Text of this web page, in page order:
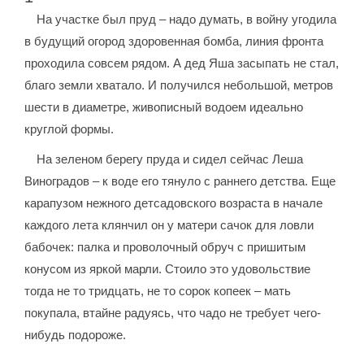
На участке был пруд – надо думать, в войну угодила
в будущий огород здоровенная бомба, линия фронта
проходила совсем рядом. А дед Яша засыпать не стал,
благо земли хватало. И получился небольшой, метров
шести в диаметре, живописный водоем идеально
круглой формы.
На зеленом берегу пруда и сидел сейчас Леша
Виноградов – к воде его тянуло с раннего детства. Еще
карапузом нежного детсадовского возраста в начале
каждого лета клянчил он у матери сачок для ловли
бабочек: палка и проволочный обруч с пришитым
конусом из яркой марли. Стоило это удовольствие
тогда не то тридцать, не то сорок копеек – мать
покупала, втайне радуясь, что чадо не требует чего-
нибудь подороже.